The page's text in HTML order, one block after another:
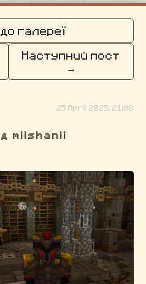
галереї
Наступний пост
→
25 April 2025, 21:08
miishanii